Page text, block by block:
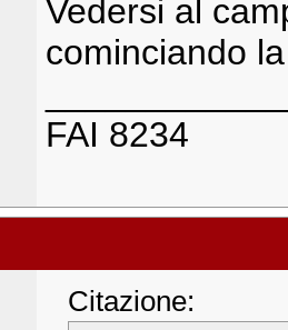
Vedersi al
cominciando
FAI 8234
Citazione: